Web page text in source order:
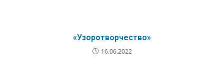
«Узоротворчество»
16.06.2022